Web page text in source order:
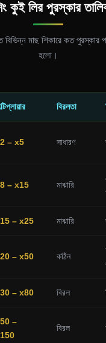
কুই লির পুরস্কার
মাছ শিকারে কত পুরস্কার
হলো।
বিরলতা
– x5 সাধারণ
– x15 মাঝারি
– x25 মাঝারি
– x50 কঠিন
– x80 বিরল
–
বিরল